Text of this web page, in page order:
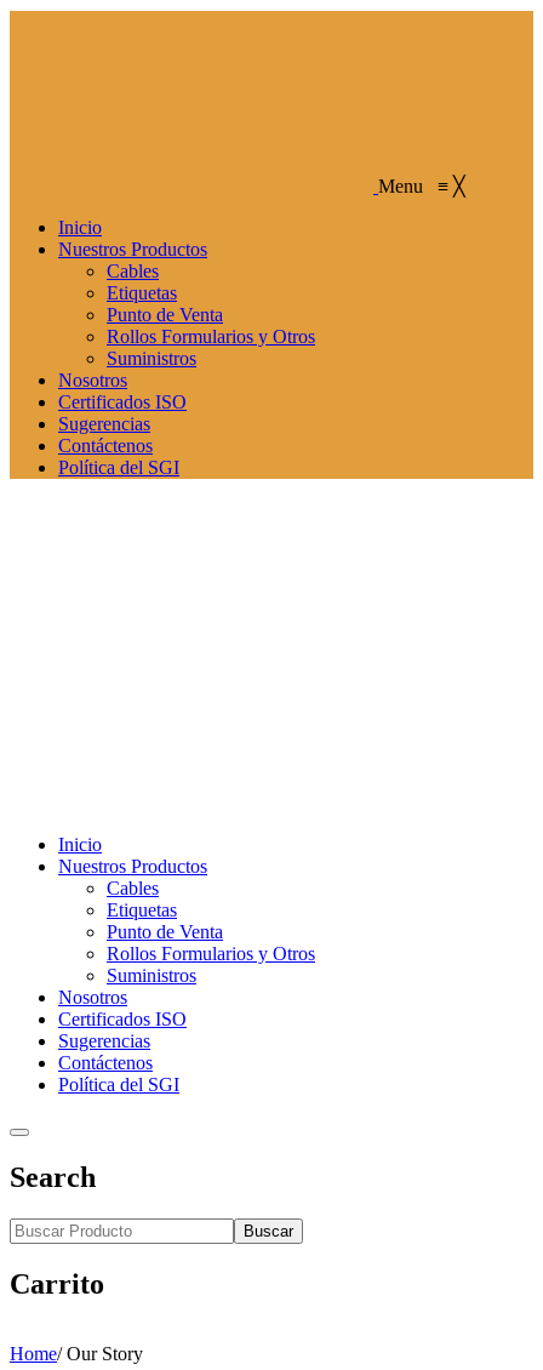
Menu ≡ ╳
Inicio
Nuestros Productos
Cables
Etiquetas
Punto de Venta
Rollos Formularios y Otros
Suministros
Nosotros
Certificados ISO
Sugerencias
Contáctenos
Política del SGI
Inicio
Nuestros Productos
Cables
Etiquetas
Punto de Venta
Rollos Formularios y Otros
Suministros
Nosotros
Certificados ISO
Sugerencias
Contáctenos
Política del SGI
Search
Buscar
Carrito
Home/Our Story